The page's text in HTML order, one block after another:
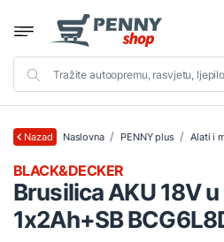
Nazad Naslovna PENNY plus Alati i
Brusilica AKU 18V
1x2Ah+SB
BLACK&DECKER